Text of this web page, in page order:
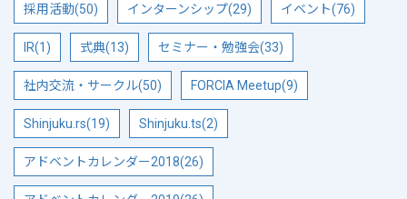
採用活動(50) インターンシップ(29) イベント(76)
IR(1) 式典(13) セミナー・勉強会(33)
社内交流・サークル(50) FORCIA Meetup(9)
Shinjuku.rs(19) Shinjuku.ts(2)
アドベントカレンダー2018(26)